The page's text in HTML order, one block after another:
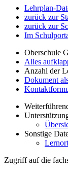
Lehrplan-
zurück zur
zurück zur
Im
Oberschule
Alles
Anzahl der
Dokument
Sonstige
Zugriff auf die